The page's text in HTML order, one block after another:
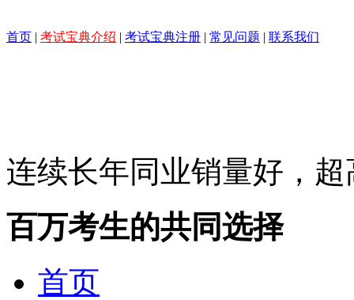
首页 | 考试宝典介绍 | 考试宝典注册 | 常见问题 | 联系我们
连续长年同业销量好，
百万考生的共同选择
首页